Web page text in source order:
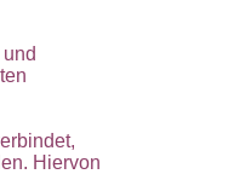
Hiervon